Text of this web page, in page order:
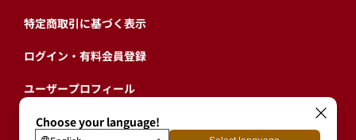
特定商取引に基づく表示
ログイン・有料会員登録
ユーザープロフィール
会員情報引継ぎ